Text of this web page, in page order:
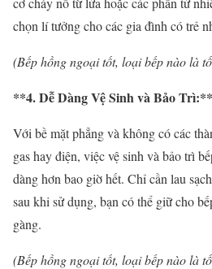
chọn lí tưởng cho các gia đình có trẻ
(Bếp hồng ngoại tốt, loại bếp nào là
**4. Dễ Dàng Vệ Sinh và Bảo Trì:**
Với bề mặt phẳng và không có các
gas hay điện, việc vệ sinh và bảo trì
dàng hơn bao giờ hết. Chỉ cần lau
sau khi sử dụng, bạn có thể giữ cho
gàng.
(Bếp hồng ngoại tốt, loại bếp nào là